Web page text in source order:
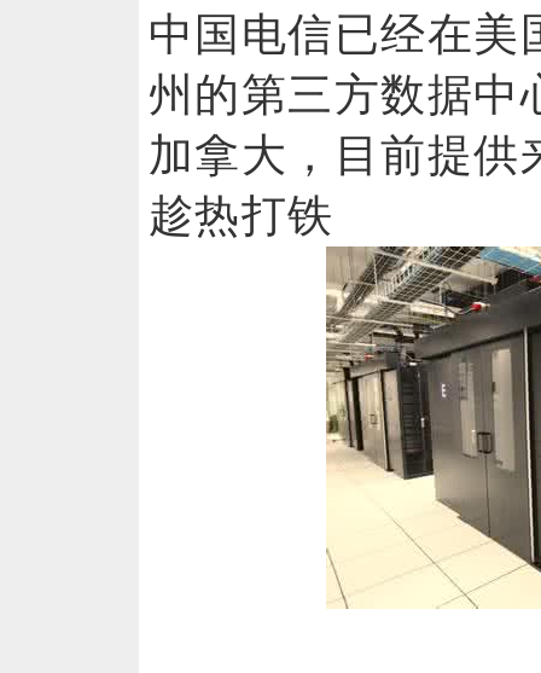
中国电信已经在美
州的第三方数据中
加拿大，目前提供
趁热打铁